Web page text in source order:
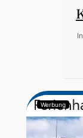
Werbung